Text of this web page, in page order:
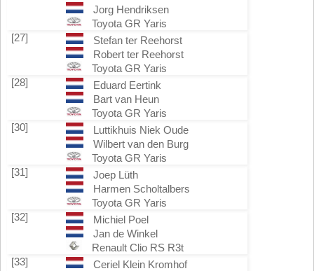
Jorg Hendriksen
Toyota GR Yaris
[27]
Stefan ter Reehorst
Robert ter Reehorst
Toyota GR Yaris
[28]
Eduard Eertink
Bart van Heun
Toyota GR Yaris
[30]
Luttikhuis Niek Oude
Wilbert van den Burg
Toyota GR Yaris
[31]
Joep Lüth
Harmen Scholtalbers
Toyota GR Yaris
[32]
Michiel Poel
Jan de Winkel
Renault Clio RS R3t
[33]
Ceriel Klein Kromhof